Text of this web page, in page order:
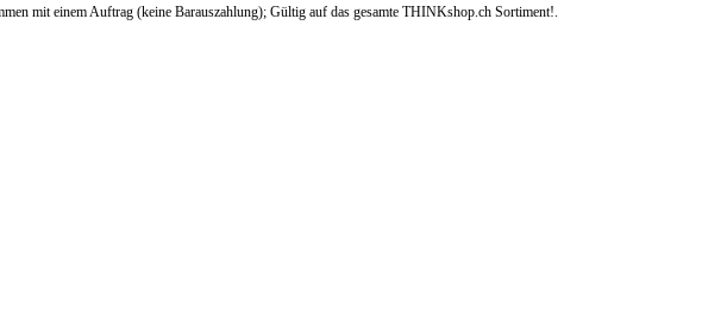
mit einem Auftrag (keine Barauszahlung); Gültig auf das gesamte THINKshop.ch Sortiment!.